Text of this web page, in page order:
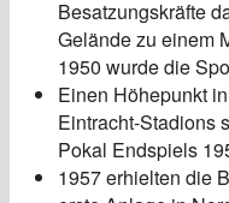
Besatzungskräfte
Gelände zu einem
1950 wurde die
Einen Höhepunkt
Eintracht-Stadions
Pokal Endspiels
1957 erhielten die